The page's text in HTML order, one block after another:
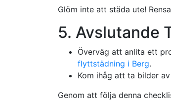
Glöm inte att städa ute!
5. Avslutande
Överväg att anlita ett
flyttstädning i Berg.
Kom ihåg att ta bilder
Genom att följa denna